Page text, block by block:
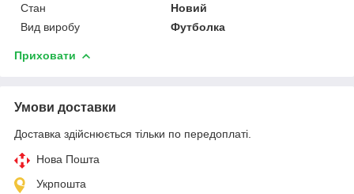
Стан
Новий
Вид виробу
Футболка
Приховати
Умови доставки
Доставка здійснюється тільки по передоплаті.
Нова Пошта
Укрпошта